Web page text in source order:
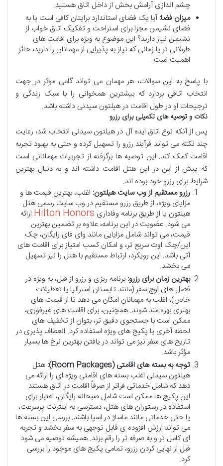
چشم اندازی آرامش بخش از داخل اتاق هستید.
میزان فضا:آیا یک فضای استاندارد برایتان کافی است یا به
فضای نشیمن مجزا برای استراحت و تفکیک اتاق خواب از
نشیمن نیاز دارید؟ این موضوع به ویژه برای اقامت های
طولانی تر یا زمانی که نیاز به پذیرایی از مهمانان را دارید، حائز
اهمیت است.
با پاسخ به این سوالات، هر مهمان می تواند گامی موثر در جهت
انتخاب اتاقی بردارد که بیشترین همخوانی را با سبک زندگی و
ترجیحات او در طول اقامت در هیلتون سیدنی داشته باشد.
نکات و توصیه های تکمیلی برای رزرو
پس از آنکه نوع اتاق ایده آل در هیلتون سیدنی انتخاب شد، رعایت
چند نکته می تواند فرآیند رزرو را تسهیل کرده و حتی به بهبود تجربه
اقامت کمک کند. این توصیه ها برگرفته از تجربیات مهمانانی است
که پیش از این در این هتل اقامت داشته اند و به دنبال بهترین
شرایط برای رزرو خود بوده اند.
رزرو مستقیم از وب سایت هیلتون: اغلب، بهترین قیمت ها و
مزایای ویژه، از طریق رزرو مستقیم در وب سایت رسمی هتل
هیلتون یا از طریق برنامه وفاداری Hilton Honors ارائه
می شود. عضویت در این برنامه، علاوه بر تضمین بهترین
قیمت، می تواند شامل مزایایی مانند وای فای رایگان، چک
این/چک اوت سریع تر، و امکان کسب امتیاز برای اقامت های
آتی باشد. این رویکرد، ارتباط مستقیم با هتل را نیز تسهیل
می بخشد.
بهترین زمان برای رزرو: برنامه ریزی و رزرو از قبل، به ویژه در
فصل های اوج سفر (مانند تابستان استرالیا یا تعطیلات
خاص)، اغلب به مهمانان امکان می دهد تا از قیمت های
بهتری بهره مند شوند. همچنین، برای اقامت های غیرفوری،
ممکن است با جستجوی دقیق تر، بتوان از تخفیف های
لحظه آخری یا پکیج های ویژه استفاده کرد. انعطاف پذیری در
تاریخ های سفر نیز می تواند در یافتن بهترین نرخ ها بسیار
مؤثر باشد.
توجه به بسته های اقامتی (Room Packages):
هتل
هیلتون سیدنی اغلب بسته های اقامتی ویژه ای را ارائه می
دهد که شامل خدماتی فراتر از صرفاً اقامت در اتاق هستند.
این پکیج ها ممکن است شامل صبحانه رایگان، اعتبار برای
استفاده در رستوران های هتل، دسترسی به اینترنت پرسرعت،
یا حتی خدماتی مانند ماساژ در اسپا باشند. بررسی این بسته ها
می تواند ارزش افزوده ی قابل توجهی به سفر بخشد و تجربه
ای کامل تر و به صرفه تر را رقم بزند. همیشه توصیه می شود
قبل از نهایی کردن رزرو، تمامی پکیج های موجود را بررسی
کرد.